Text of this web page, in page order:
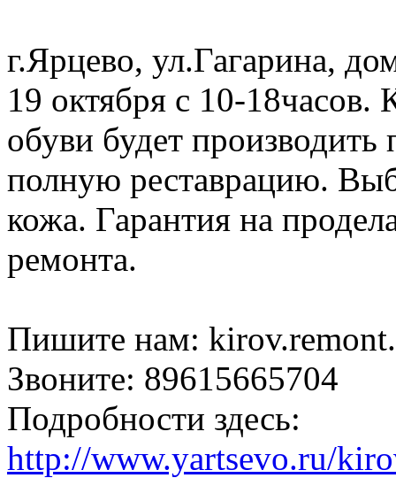
г.Ярцево, ул.Гагарина,
19 октября с 10-18часов.
обуви будет
полную реставрацию.
кожа. Гарантия на
ремонта.
Пишите нам:
Звоните: 89615665704
Подробности здесь:
http://www.yartsevo.ru/